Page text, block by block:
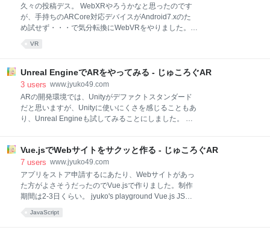
画 実行結果 完成版のコード 今後 リアルタイムの動画
でテストする Unityで使えるか調べ
久々の投稿デス。 WebXRやろうかなと思ったのです
が、手持ちのARCore対応デバイスがAndroid7.xのた
め試せず・・・で気分転換にWebVRをやりました。
使う Gamepad Extensionsを有効化する Ray Inputで
代用する 空間内の移動を実装する まとめ はじめに
three.jsに関する基礎知識を持っている前提で書いてい
るので、three.jsをさわったことがない！という方は、
他の記事やサイトも合わせて読んでください。 開発環
server クライアント AS
VR
Unreal EngineでARをやってみる - じゅころぐAR
3 users www.jyuko49.com
ARの開発環境では、Unityがデファクトスタンダード
だと思いますが、Unityに使いにくさを感じることもあ
り、Unreal Engineも試してみることにしました。 そ
ロジェクトを作る プロジェクトテンプレートから作る
ARCoreのサンプルプロジェクトを使う その他UE関連
ヒストリアさんのブログが半端ない Unity引っ越しガ
イド まとめ 結論 そもそもなんでUnityを使ってたんだ
っけ？ ARを始めた当初（といっても1年半くらい前で
Tangoで、ネイティブ環境を除くとどちらも開発環境
Vue.jsでWebサイトをサクッと作る - じゅころぐAR
7 users www.jyuko49.com
アプリをストア申請するにあたり、Webサイトがあっ
た方がよさそうだったのでVue.jsで作りました。制作
期間は2-3日くらい。 jyuko's playground Vue.js JSフ
ライブラリを用いたかったので、Vue.jsにしました。
JavaScript